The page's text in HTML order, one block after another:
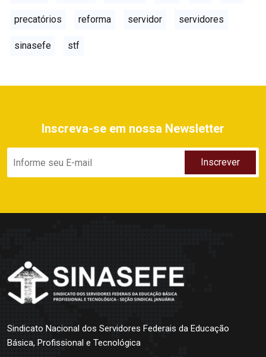
precatórios reforma servidor servidores
sinasefe stf
Inscreva-se em nossa Newsletter
Sindicato Nacional dos Servidores Federais da Educação
Básica, Profissional e Tecnológica